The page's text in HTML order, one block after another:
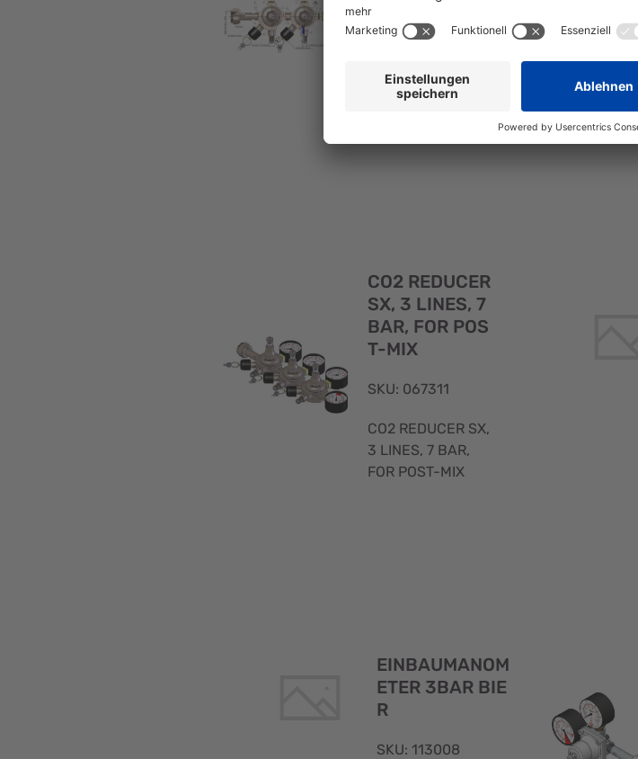
SKU: 067307
MIT 2 LEITUNGEN
CO2 REDUCER
SX, 3 LINES, 7
BAR, FOR POS
T-MIX
SKU: 067311
CO2 REDUCER SX,
3 LINES, 7 BAR,
FOR POST-MIX
EINBAUMANOM
ETER 3BAR BIE
R
SKU: 113008